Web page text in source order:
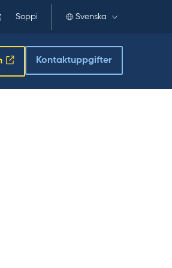
Soppi Svenska
Kontaktuppgifter